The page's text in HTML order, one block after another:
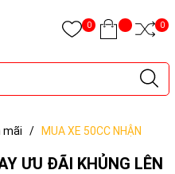
0 0
mãi /
MUA XE 50CC NHẬN
ƯU ĐÃI KHỦNG LÊN